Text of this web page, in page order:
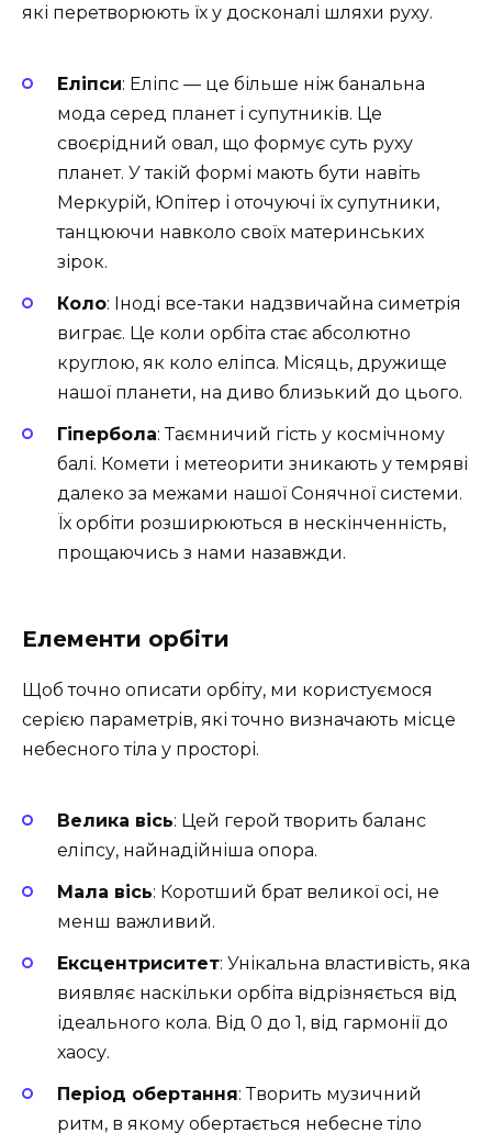
які перетворюють їх у досконалі шляхи руху.
Еліпси: Еліпс — це більше ніж банальна
мода серед планет і супутників. Це
своєрідний овал, що формує суть руху
планет. У такій формі мають бути навіть
Меркурій, Юпітер і оточуючі їх супутники,
танцюючи навколо своїх материнських
зірок.
Коло: Іноді все-таки надзвичайна симетрія
виграє. Це коли орбіта стає абсолютно
круглою, як коло еліпса. Місяць, дружище
нашої планети, на диво близький до цього.
Гіпербола: Таємничий гість у космічному
балі. Комети і метеорити зникають у темряві
далеко за межами нашої Сонячної системи.
Їх орбіти розширюються в нескінченність,
прощаючись з нами назавжди.
Елементи орбіти
Щоб точно описати орбіту, ми користуємося
серією параметрів, які точно визначають місце
небесного тіла у просторі.
Велика вісь: Цей герой творить баланс
еліпсу, найнадійніша опора.
Мала вісь: Коротший брат великої осі, не
менш важливий.
Ексцентриситет: Унікальна властивість, яка
виявляє наскільки орбіта відрізняється від
ідеального кола. Від 0 до 1, від гармонії до
хаосу.
Період обертання: Творить музичний
ритм, в якому обертається небесне тіло